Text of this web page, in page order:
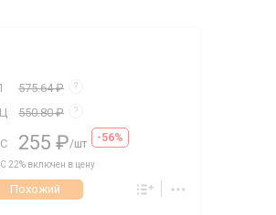
575.64 ₽ ?
550.80 ₽ ?
255 ₽/шт -56%
22% включен в цену
Похожий